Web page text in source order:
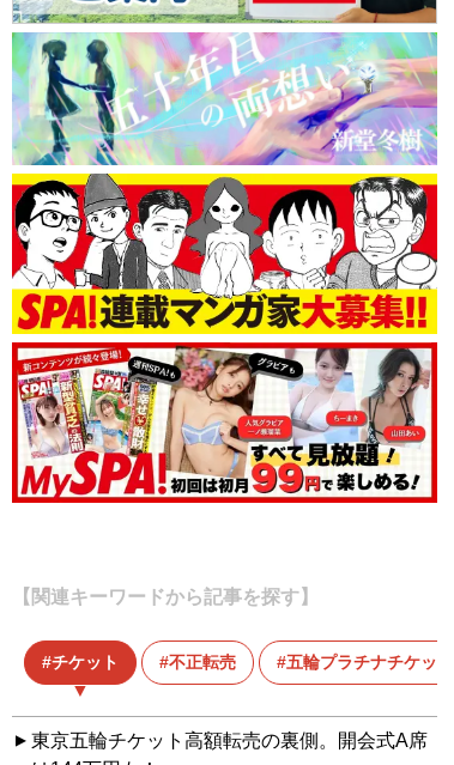
【関連キーワードから記事を探す】
チケット 不正転売 五輪プラチナチケット
東京五輪チケット高額転売の裏側。開会式A席